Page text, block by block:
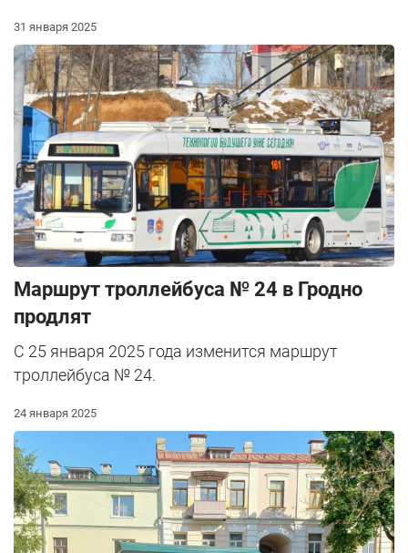
31 января 2025
Маршрут троллейбуса № 24 в Гродно
продлят
С 25 января 2025 года изменится маршрут
троллейбуса № 24.
24 января 2025